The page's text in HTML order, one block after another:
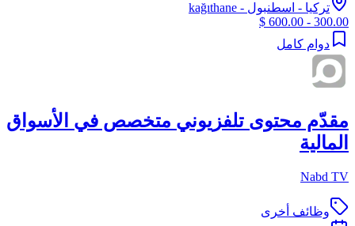
تركيا - اسطنبول - kağıthane
300.00 - 600.00 $
دوام كامل
مقدّم محتوى تلفزيوني متخصص في الأسواق
المالية
Nabd TV
وظائف أخرى